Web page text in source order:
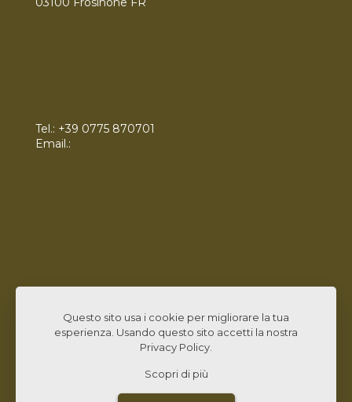
Tel.: +39 0775 870701
Email.:
© 2026 Zeta Consulting s.r.l. All Rights Reserved |
CB&C Lab
Questo sito usa i cookie per migliorare la tua
esperienza. Usando questo sito accetti la nostra
Privacy Policy
Scopri di più